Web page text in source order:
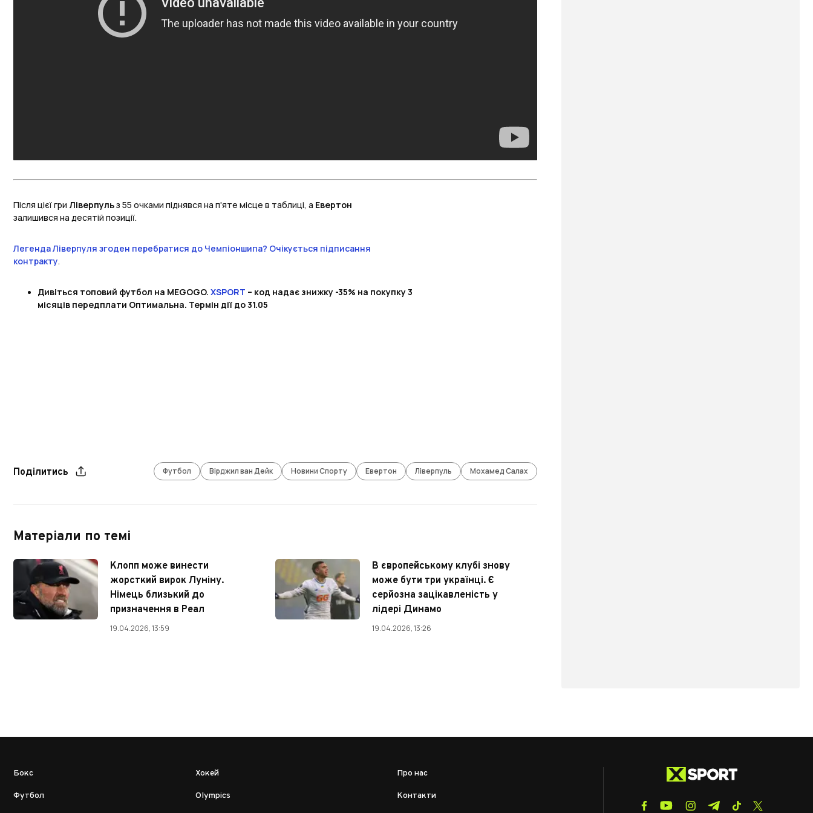
Після цієї гри Ліверпульз 55 очками піднявся на п'яте місце в таблиці, а Евертон
залишився на десятій позиції.
Легенда Ліверпуля згоден перебратися до Чемпіоншипа? Очікується підписання
контракту.
Дивіться топовий футбол на MEGOGO. XSPORT – код надає знижку -35% на покупку 3
місяців передплати Оптимальна. Термін дії до 31.05
Поділитись Футбол Вірджил ван Дейк Новини Спорту Евертон Ліверпуль Мохамед Салах
Матеріали по темі
Клопп може винести
жорсткий вирок Луніну.
Німець близький до
призначення в Реал
19.04.2026, 13:59
В європейському клубі знову
може бути три українці. Є
серйозна зацікавленість у
лідері Динамо
19.04.2026, 13:26
Бокс
Футбол
Хокей
Olympics
Про нас
Контакти